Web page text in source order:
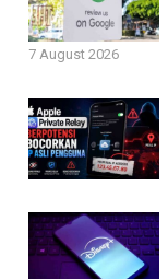
7 August 2026